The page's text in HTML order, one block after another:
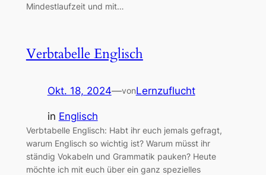
Mindestlaufzeit und mit…
Verbtabelle Englisch
Okt. 18, 2024—vonLernzuflucht
in Englisch
Verbtabelle Englisch: Habt ihr euch jemals gefragt,
warum Englisch so wichtig ist? Warum müsst ihr
ständig Vokabeln und Grammatik pauken? Heute
möchte ich mit euch über ein ganz spezielles